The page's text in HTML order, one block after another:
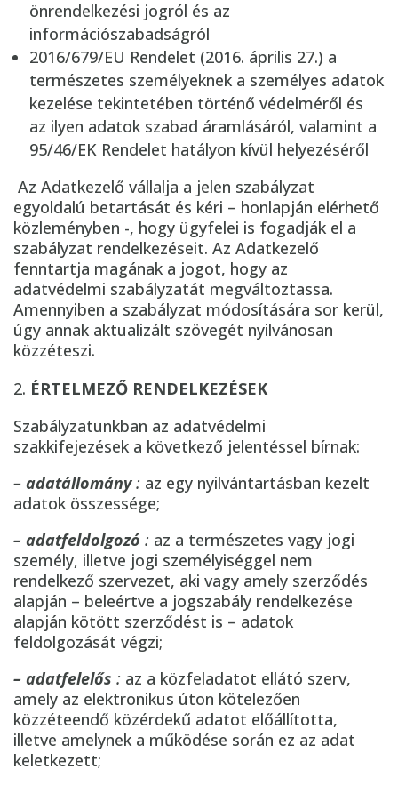
önrendelkezési jogról és az
információszabadságról
2016/679/EU Rendelet (2016. április 27.) a
természetes személyeknek a személyes adatok
kezelése tekintetében történő védelméről és
az ilyen adatok szabad áramlásáról, valamint a
95/46/EK Rendelet hatályon kívül helyezéséről
Az Adatkezelő vállalja a jelen szabályzat
egyoldalú betartását és kéri – honlapján elérhető
közleményben -, hogy ügyfelei is fogadják el a
szabályzat rendelkezéseit. Az Adatkezelő
fenntartja magának a jogot, hogy az
adatvédelmi szabályzatát megváltoztassa.
Amennyiben a szabályzat módosítására sor kerül,
úgy annak aktualizált szövegét nyilvánosan
közzéteszi.
ÉRTELMEZŐ RENDELKEZÉSEK
Szabályzatunkban az adatvédelmi
szakkifejezések a következő jelentéssel bírnak:
– adatállomány: az egy nyilvántartásban kezelt
adatok összessége;
– adatfeldolgozó: az a természetes vagy jogi
személy, illetve jogi személyiséggel nem
rendelkező szervezet, aki vagy amely szerződés
alapján – beleértve a jogszabály rendelkezése
alapján kötött szerződést is – adatok
feldolgozását végzi;
– adatfelelős: az a közfeladatot ellátó szerv,
amely az elektronikus úton kötelezően
közzéteendő közérdekű adatot előállította,
illetve amelynek a működése során ez az adat
keletkezett;